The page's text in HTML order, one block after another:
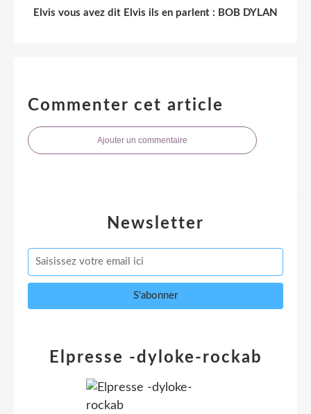
Elvis vous avez dit Elvis ils en parlent : BOB DYLAN
Commenter cet article
Ajouter un commentaire
Newsletter
Elpresse -dyloke-rockab